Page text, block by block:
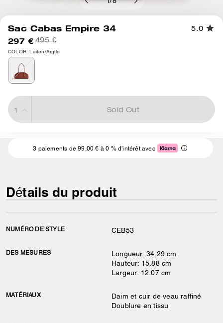
1/8
Sac Cabas Empire 34 5.0
297 € 495 €
COLOR: Laiton/Argile
Sold Out
3 paiements de 99,00 € à 0 % d'intérêt avec
Détails du produit
NUMÉRO DE STYLE CEB53
DES MESURES
Longueur: 34.29 cm
Hauteur: 15.88 cm
Largeur: 12.07 cm
MATÉRIAUX
Daim et cuir de veau raffiné
Doublure en tissu